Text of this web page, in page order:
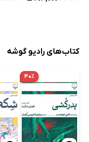
کتاب‌های رادیو گوشه
۴۰٪